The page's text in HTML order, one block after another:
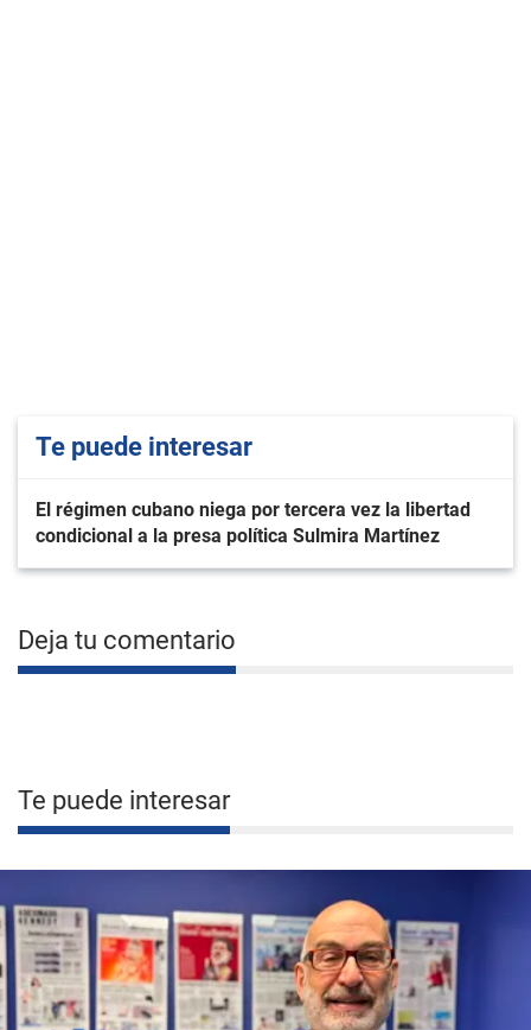
Te puede interesar
El régimen cubano niega por tercera vez la libertad
condicional a la presa política Sulmira Martínez
Deja tu comentario
Te puede interesar